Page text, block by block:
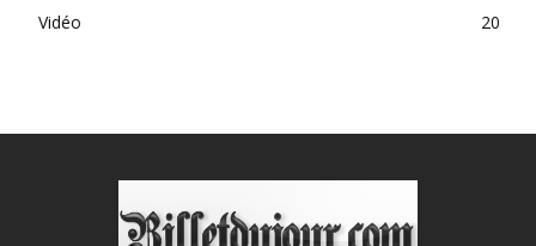
Vidéo
20